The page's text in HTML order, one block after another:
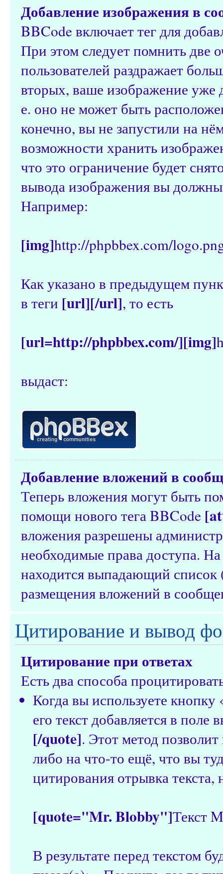
Добавление изображения в
BBCode включает тег для
При этом следует помнить две
пользователей раздражает
вторых, ваше изображение уже
е. оно не может быть
конечно, вы не запустили на
возможности хранить
что это ограничение будет
вывода изображения вы
Например:
[img]http://phpbbex.com/
Как указано в предыдущем
в теги [url][/url], то есть
[url=http://phpbbex.com/][img]
выдаст:
Добавление вложений в
Теперь вложения могут быть
помощи нового тега BBCode
вложения разрешены
необходимые права доступа.
находится выпадающий список
размещения вложений в
Цитирование и вывод
Цитирование при ответах
Есть два способа
Когда вы используете
его текст добавляется в
[/quote]. Этот метод
либо на что-то ещё, что вы
цитирования отрывка
[quote="Mr. Blobby"]Текст
В результате перед текстом